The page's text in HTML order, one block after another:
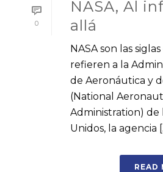
0
NASA, Al
allá
NASA son las
refieren a la
de Aeronáutica y
(National
Administration) de
Unidos, la agencia
READ